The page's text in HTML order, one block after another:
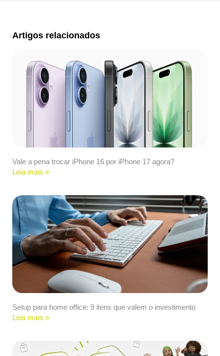
Artigos relacionados
Vale a pena trocar iPhone 16 por iPhone 17 agora?
Leia mais »
Setup para home office: 9 itens que valem o investimento
Leia mais »